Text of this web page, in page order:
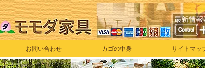
お問い合わせ カゴの中身 サイトマッ